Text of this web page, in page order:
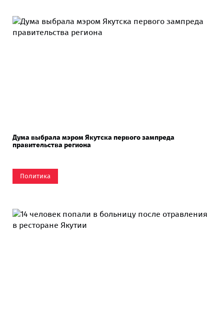
Дума выбрала мэром Якутска первого зампреда
правительства региона
Политика